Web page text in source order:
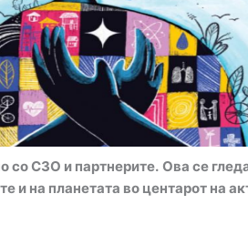
соСЗО и партнерите. Ова се
и на планетата во центарот на